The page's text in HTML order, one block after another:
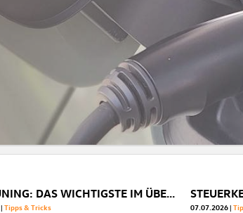
CHIPTUNING: DAS WICHTIGSTE IM ÜBERBLICK
Tipps & Tricks 07.07.2026